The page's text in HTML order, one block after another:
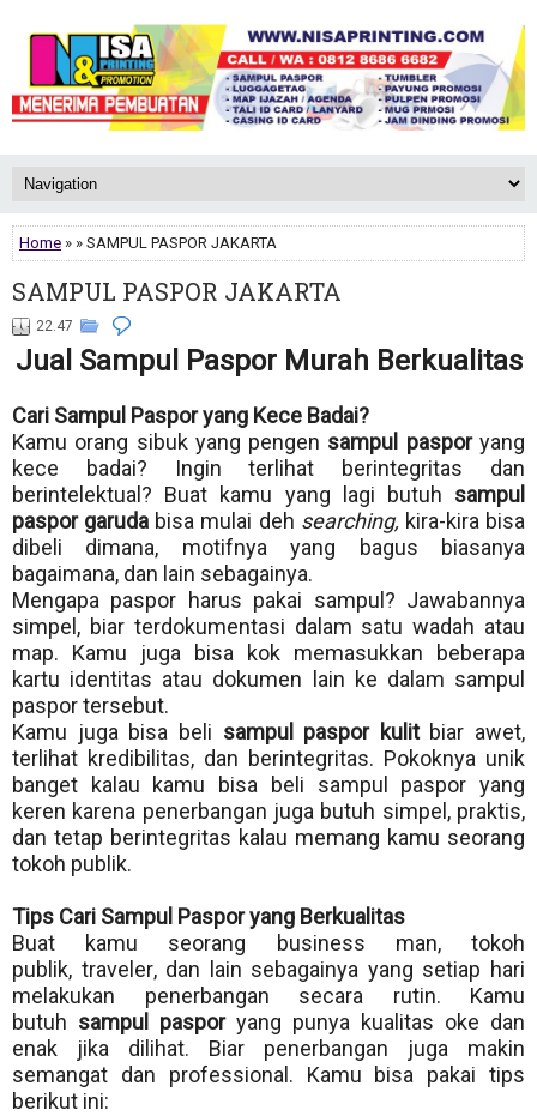
Home » » SAMPUL PASPOR JAKARTA
SAMPUL PASPOR JAKARTA
22.47
Jual Sampul Paspor Murah Berkualitas
Cari Sampul Paspor yang Kece Badai?
Kamu orang sibuk yang pengen sampul pasporyang
kece badai? Ingin terlihat berintegritas dan
berintelektual? Buat kamu yang lagi butuh sampul
paspor garuda bisa mulai deh searching, kira-kira bisa
dibeli dimana, motifnya yang bagus biasanya
bagaimana, dan lain sebagainya.
Mengapa paspor harus pakai sampul? Jawabannya
simpel, biar terdokumentasi dalam satu wadah atau
map. Kamu juga bisa kok memasukkan beberapa
kartu identitas atau dokumen lain ke dalam sampul
paspor tersebut.
Kamu juga bisa beli sampul paspor kulit biar awet,
terlihat kredibilitas, dan berintegritas. Pokoknya unik
banget kalau kamu bisa beli sampul paspor yang
keren karena penerbangan juga butuh simpel, praktis,
dan tetap berintegritas kalau memang kamu seorang
tokoh publik.
Tips Cari Sampul Paspor yang Berkualitas
Buat kamu seorang business man, tokoh
publik, traveler, dan lain sebagainya yang setiap hari
melakukan penerbangan secara rutin. Kamu
butuh sampul paspor yang punya kualitas oke dan
enak jika dilihat. Biar penerbangan juga makin
semangat dan professional. Kamu bisa pakai tips
berikut ini: